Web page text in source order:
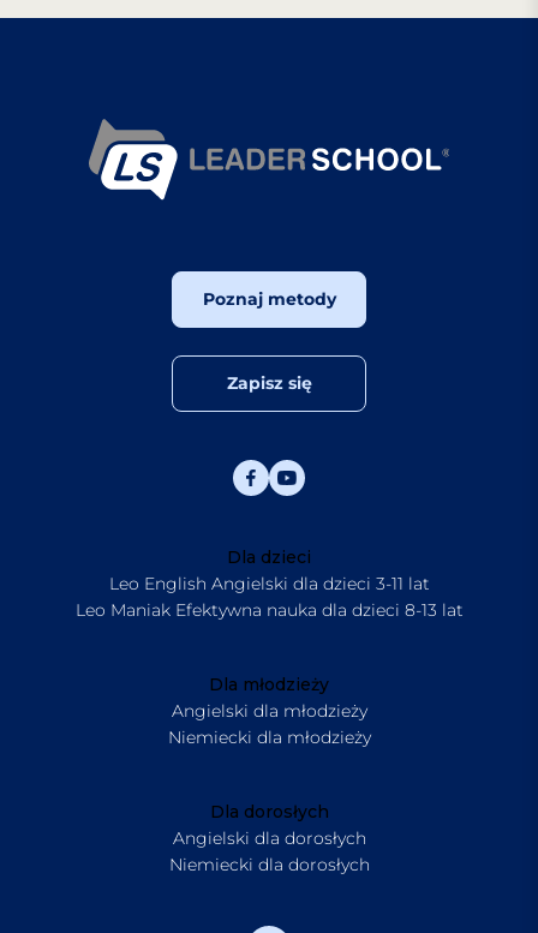
Poznaj metody
Zapisz się
Dla dzieci
Leo English Angielski dla dzieci 3-11 lat
Leo Maniak Efektywna nauka dla dzieci 8-13 lat
Dla młodzieży
Angielski dla młodzieży
Niemiecki dla młodzieży
Dla dorosłych
Angielski dla dorosłych
Niemiecki dla dorosłych